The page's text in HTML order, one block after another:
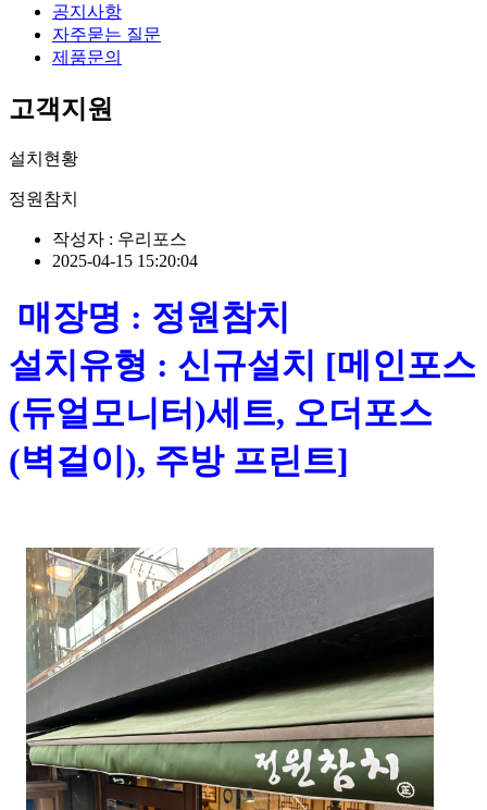
공지사항
자주묻는 질문
제품문의
고객지원
설치현황
정원참치
작성자 : 우리포스
2025-04-15 15:20:04
매장명 : 정원참치
설치유형 : 신규설치 [메인포스
(듀얼모니터)세트, 오더포스
(벽걸이), 주방 프린트]